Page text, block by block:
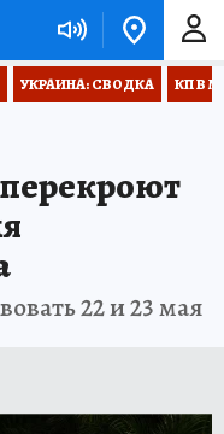
УКРАИНА: СВОДКА КП В
22 и 23 мая